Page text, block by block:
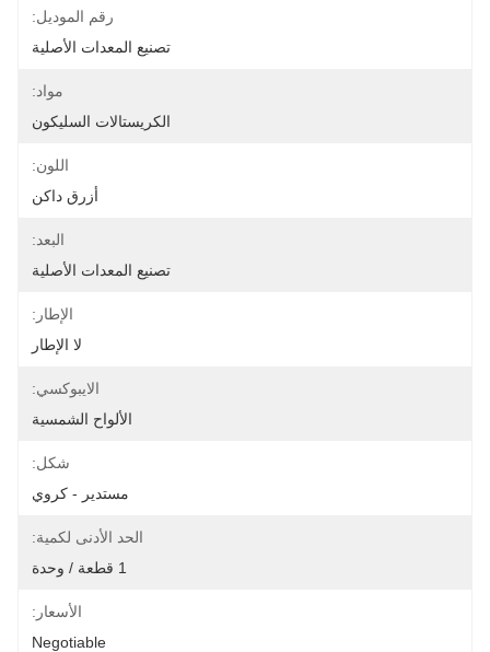
رقم الموديل:
تصنيع المعدات الأصلية
مواد:
الكريستالات السليكون
اللون:
أزرق داكن
البعد:
تصنيع المعدات الأصلية
الإطار:
لا الإطار
الايبوكسي:
الألواح الشمسية
شكل:
مستدير - كروي
الحد الأدنى لكمية:
1 قطعة / وحدة
الأسعار:
Negotiable